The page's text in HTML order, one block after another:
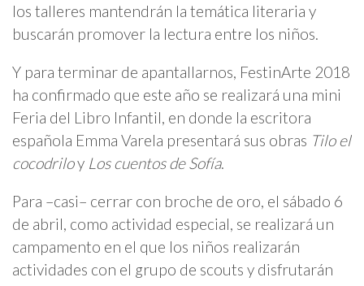
los talleres mantendrán la temática literaria y
buscarán promover la lectura entre los niños.
Y para terminar de apantallarnos, FestinArte 2018
ha confirmado que este año se realizará una mini
Feria del Libro Infantil, en donde la escritora
española Emma Varela presentará sus obras Tilo el
cocodriloy Los cuentos de Sofía.
Para –casi– cerrar con broche de oro, el sábado 6
de abril, como actividad especial, se realizará un
campamento en el que los niños realizarán
actividades con el grupo de scouts y disfrutarán